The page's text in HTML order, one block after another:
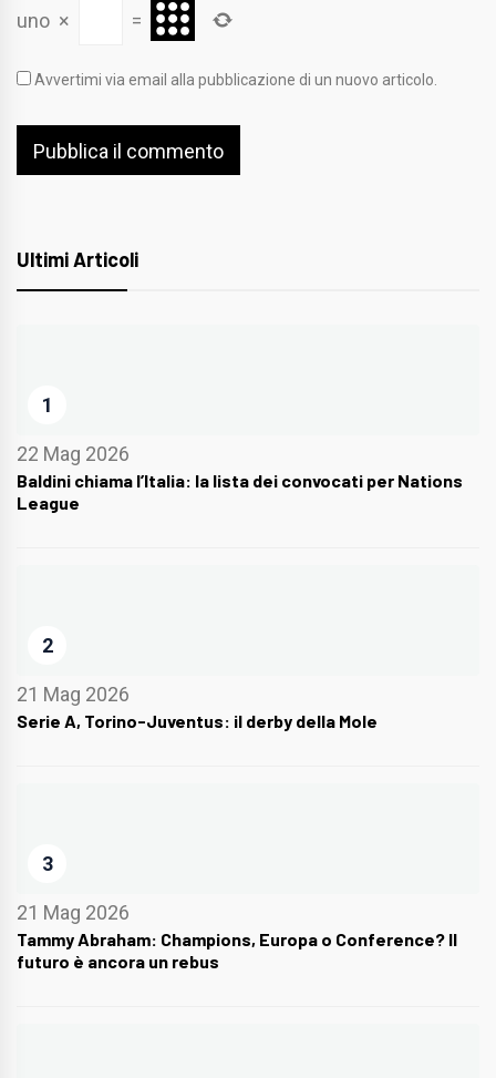
uno × =
Avvertimi via email alla pubblicazione di un nuovo articolo.
Ultimi Articoli
1
22 Mag 2026
Baldini chiama l’Italia: la lista dei convocati per Nations
League
2
21 Mag 2026
Serie A, Torino-Juventus: il derby della Mole
3
21 Mag 2026
Tammy Abraham: Champions, Europa o Conference? Il
futuro è ancora un rebus